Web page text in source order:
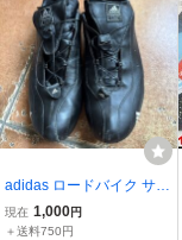
adidas ロードバイク サイ
クルシューズ SUPER-PR
O CLASSIC ビンディング
現在 1,000円
＋送料750円